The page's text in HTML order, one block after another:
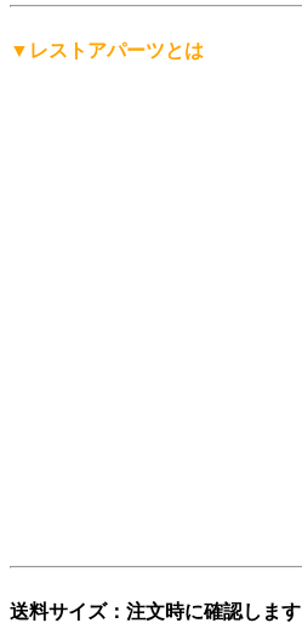
▼レストアパーツとは
送料サイズ：注文時に確認します